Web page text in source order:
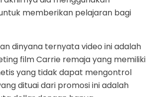
memberikan pelajaran bagi
dinyana ternyata video ini adalah
film Carrie remaja yang memiliki
yang tidak dapat mengontrol
dituai dari promosi ini adalah